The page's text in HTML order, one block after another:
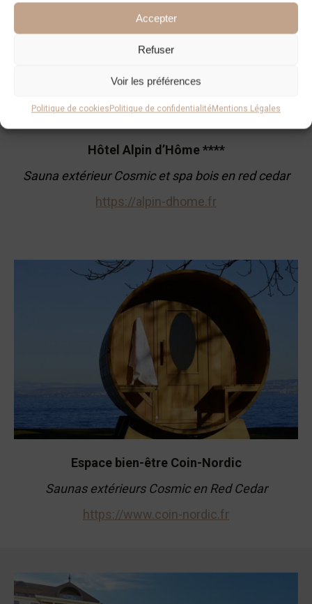
Accepter
Refuser
Voir les préférences
Politique de cookiesPolitique de confidentialitéMentions Légales
Hôtel Alpin d’Hôme ****
Sauna extérieur Cosmic et spa bois en red cedar
https://alpin-dhome.fr
Espace bien-être Coin-Nordic
Saunas extérieurs Cosmic en Red Cedar
https://www.coin-nordic.fr